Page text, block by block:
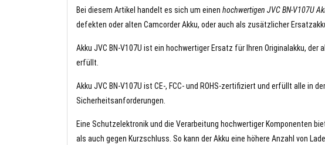
Bei diesem Artikel handelt es sich um einen hochwertigen JVC BN-V107U
defekten oder alten Camcorder Akku, oder auch als zusätzlicher
Akku JVC BN-V107U ist ein hochwertiger Ersatz für Ihren Originalakku,
erfüllt.
Akku JVC BN-V107U ist CE-, FCC- und ROHS-zertifiziert und erfüllt alle in
Sicherheitsanforderungen.
Eine Schutzelektronik und die Verarbeitung hochwertiger Komponenten
als auch gegen Kurzschluss. So kann der Akku eine höhere Anzahl von